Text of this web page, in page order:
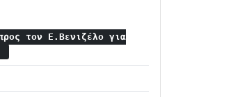
τον Ε.Βενιζέλο για